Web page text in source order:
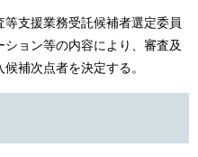
支援業務受託候補者選定委員
ョン等の内容により、審査及
補次点者を決定する。